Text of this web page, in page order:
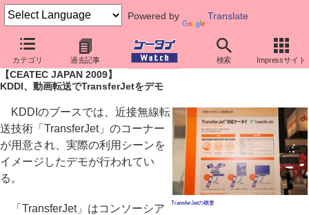
Powered by Translate
カテゴリ 過去記事 検索 Impressサイト
ケータイ Watch イベント CEATEC JAPAN
2009
【CEATEC JAPAN 2009】
KDDI、動画転送でTransferJetをデモ
TransferJetの概要
KDDIのブースでは、近接無線転
送技術「TransferJet」のコーナー
が用意され、実際の利用シーンを
イメージしたデモが行われてい
る。
「TransferJet」はコンソーシア